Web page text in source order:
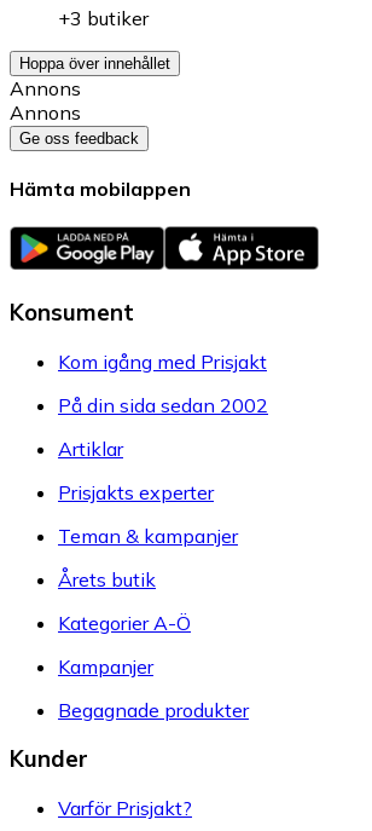
+3 butiker
Hoppa över innehållet
Annons
Annons
Ge oss feedback
Hämta mobilappen
Konsument
Kom igång med Prisjakt
På din sida sedan 2002
Artiklar
Prisjakts experter
Teman & kampanjer
Årets butik
Kategorier A-Ö
Kampanjer
Begagnade produkter
Kunder
Varför Prisjakt?